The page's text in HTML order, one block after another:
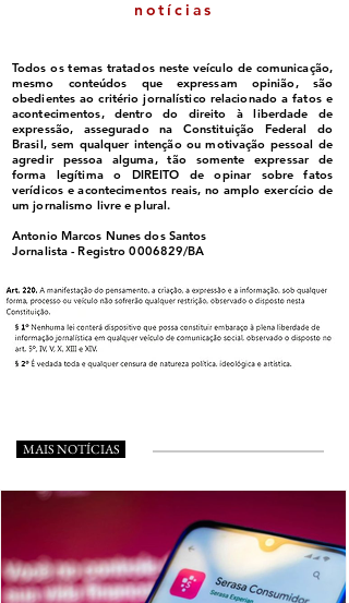
notícias
Todos os temas tratados neste veículo de comunicação,
mesmo conteúdos que expressam opinião, são
obedientes ao critério jornalístico relacionado a fatos e
acontecimentos, dentro do direito à liberdade de
expressão, assegurado na Constituição Federal do
Brasil, sem qualquer intenção ou motivação pessoal de
agredir pessoa alguma, tão somente expressar de
forma legítima o DIREITO de opinar sobre fatos
verídicos e acontecimentos reais, no amplo exercício de
um jornalismo livre e plural.
Antonio Marcos Nunes dos Santos
Jornalista - Registro0006829/BA
MAIS NOTÍCIAS